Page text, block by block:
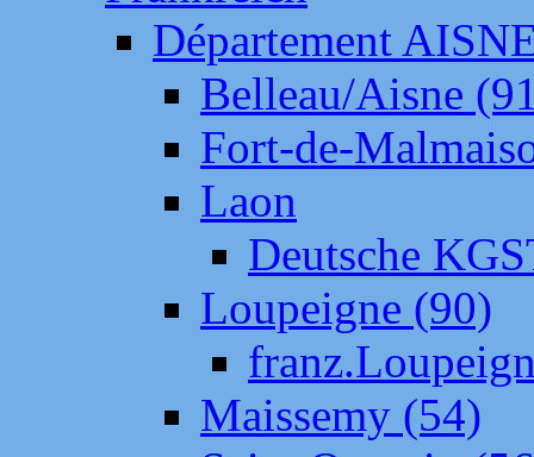
Département
Belleau/Aisne
Fort-de-
Laon
Deutsche
Loupeigne (90)
Maissemy (54)